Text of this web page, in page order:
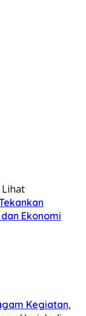
Lihat
Ekonomi
Kegiatan,